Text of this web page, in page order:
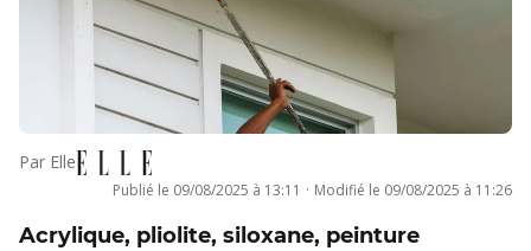
Par Elle
Publié le 09/08/2025 à 13:11 · Modifié le 09/08/2025 à 11:26
Acrylique, pliolite, siloxane, peinture